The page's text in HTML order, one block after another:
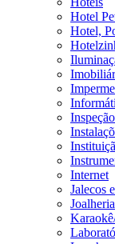
Hotel
Hotel,
Internet
Jalecos
Joalheria